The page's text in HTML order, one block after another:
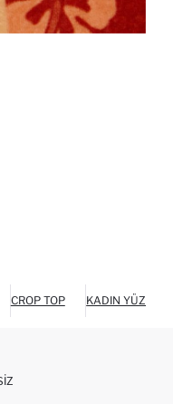
CROP TOP KADIN YÜZME